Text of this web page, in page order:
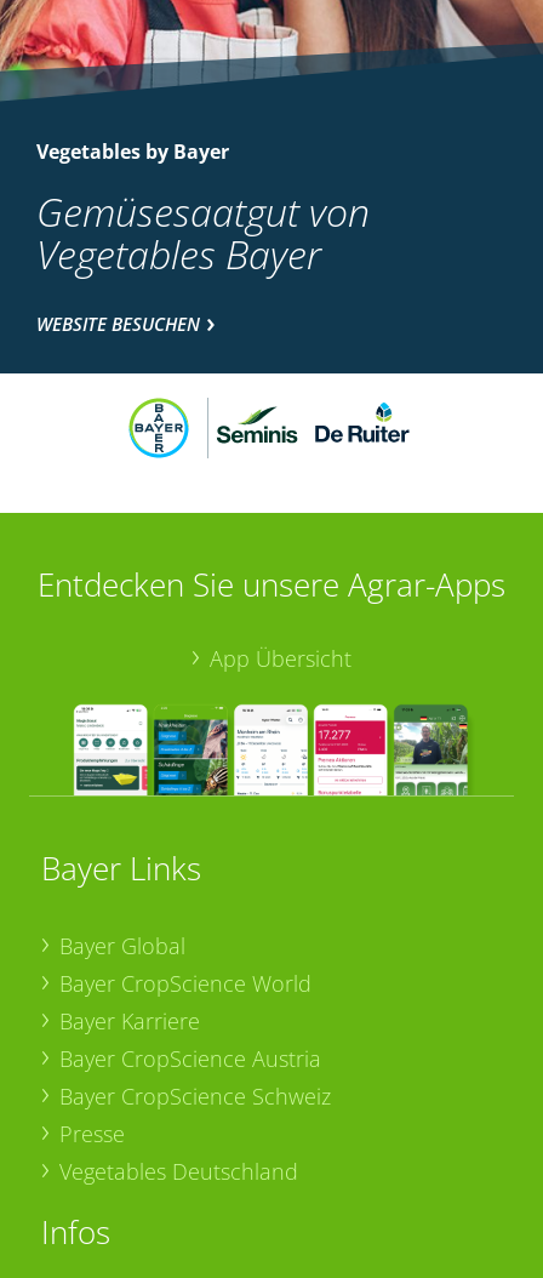
Vegetables by Bayer
Gemüsesaatgut von
Vegetables Bayer
WEBSITE BESUCHEN
Entdecken Sie unsere Agrar-Apps
App Übersicht
Bayer Links
Bayer Global
Bayer CropScience World
Bayer Karriere
Bayer CropScience Austria
Bayer CropScience Schweiz
Presse
Vegetables Deutschland
Infos